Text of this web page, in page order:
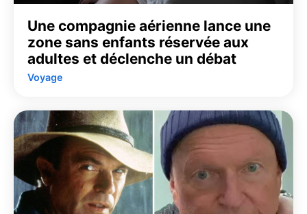
Une compagnie aérienne lance une
zone sans enfants réservée aux
adultes et déclenche un débat
Voyage